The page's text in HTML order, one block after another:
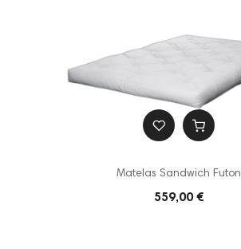
Matelas Sandwich Futon
559,00 €